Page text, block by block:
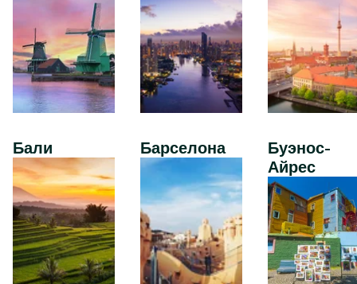
Бали Барселона
Буэнос-
Айрес